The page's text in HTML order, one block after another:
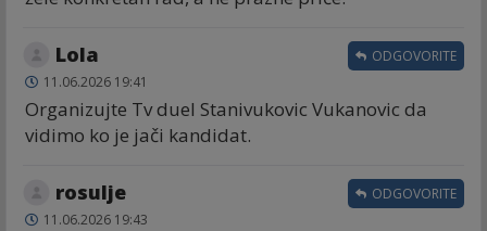
Lola
11.06.2026 19:41
Organizujte Tv duel Stanivukovic Vukanovic da
vidimo ko je jači kandidat.
ODGOVORITE
rosulje
11.06.2026 19:43
ODGOVORITE